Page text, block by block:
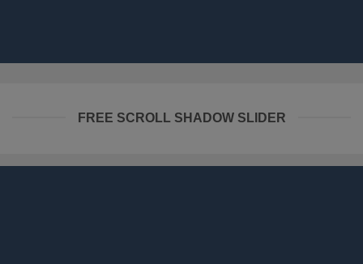
FREE SCROLL SHADOW SLIDER